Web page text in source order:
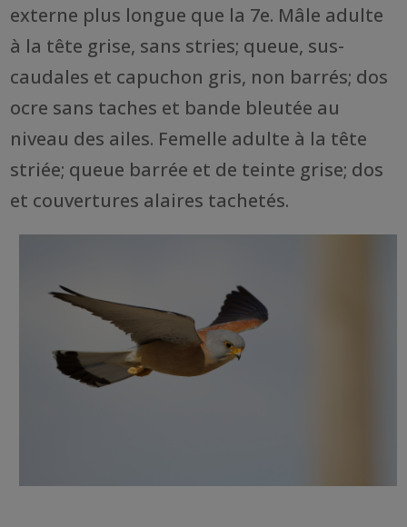
externe plus longue que la 7e. Mâle adulte
à la tête grise, sans stries; queue, sus-
caudales et capuchon gris, non barrés; dos
ocre sans taches et bande bleutée au
niveau des ailes. Femelle adulte à la tête
striée; queue barrée et de teinte grise; dos
et couvertures alaires tachetés.